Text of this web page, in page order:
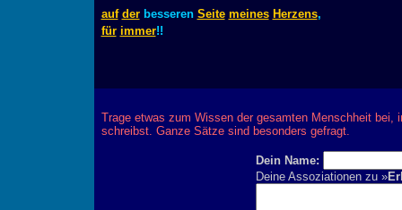
auf derbesseren Seite meines Herzens,
für immer!!
Trage etwas zum Wissen der gesamten Menschheit bei,
schreibst. Ganze Sätze sind besonders gefragt.
Dein Name:
Deine Assoziationen zu »